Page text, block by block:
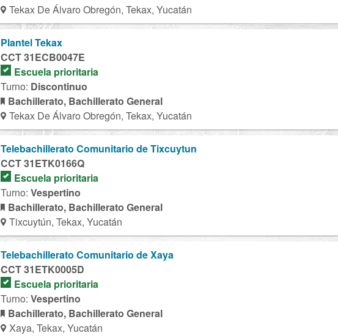
Tekax De Álvaro Obregón, Tekax, Yucatán
Plantel Tekax
CCT 31ECB0047E
Escuela prioritaria
Turno: Discontinuo
Bachillerato, Bachillerato General
Tekax De Álvaro Obregón, Tekax, Yucatán
Telebachillerato Comunitario de Tixcuytun
CCT 31ETK0166Q
Escuela prioritaria
Turno: Vespertino
Bachillerato, Bachillerato General
Tixcuytún, Tekax, Yucatán
Telebachillerato Comunitario de Xaya
CCT 31ETK0005D
Escuela prioritaria
Turno: Vespertino
Bachillerato, Bachillerato General
Xaya, Tekax, Yucatán